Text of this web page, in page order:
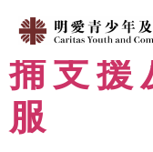
破繭
捕支援
服